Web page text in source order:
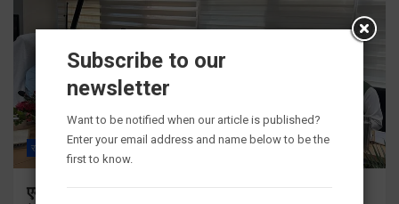
राज्य देहरादून
एमडीडीए बोर्ड बैठक में 25 विकास प्रस्तावों को मिली मंजूरी,
Subscribe to our
newsletter
Want to be notified when our article is published?
Enter your email address and name below to be the
first to know.